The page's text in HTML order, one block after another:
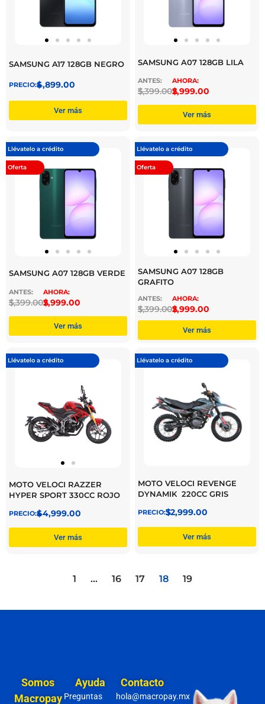
SAMSUNG A17 128GB NEGRO
$
4,899.00
Ver más
SAMSUNG A07 128GB LILA
$
3,399.00$
2,999.00
Ver más
Llévatelo a crédito
Oferta
SAMSUNG A07 128GB VERDE
$
3,399.00$
2,999.00
Ver más
Llévatelo a crédito
Oferta
SAMSUNG A07 128GB
GRAFITO
$
3,399.00$
2,999.00
Ver más
Llévatelo a crédito
MOTO VELOCI RAZZER
HYPER SPORT 330CC ROJO
$
44,999.00
Ver más
Llévatelo a crédito
MOTO VELOCI REVENGE
DYNAMIK 220CC GRIS
$
32,999.00
Ver más
1 … 16 17 18 19
Somos
Macropay
Ayuda
Preguntas
Contacto
hola@macropay.mx